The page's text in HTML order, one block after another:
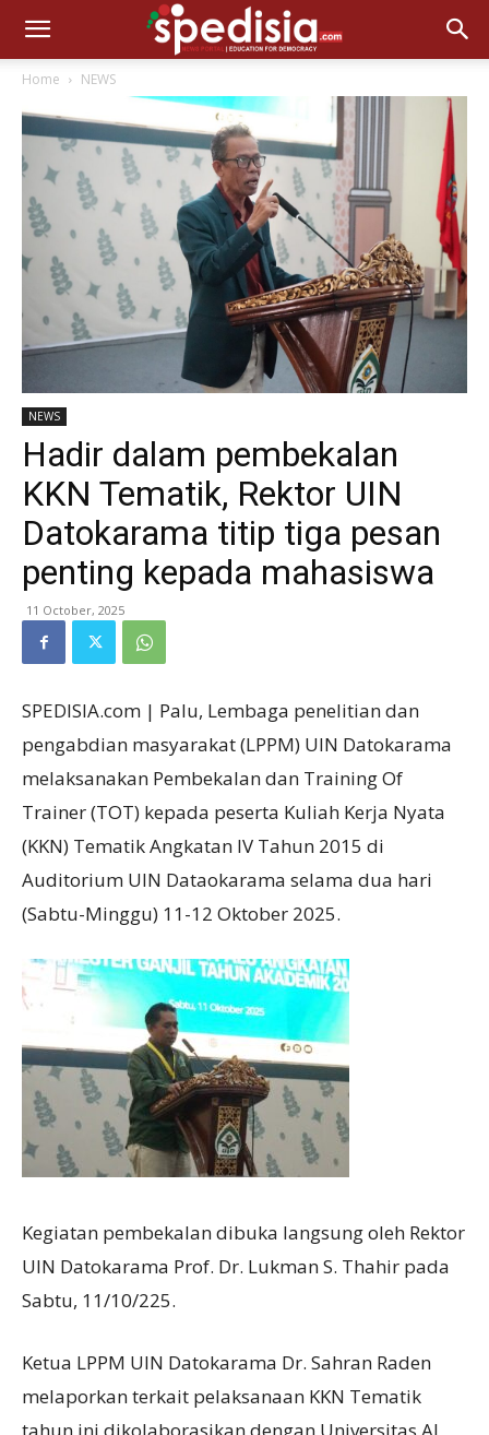
Home NEWS
NEWS
Hadir dalam pembekalan
KKN Tematik, Rektor UIN
Datokarama titip tiga pesan
penting kepada mahasiswa
11 October, 2025
SPEDISIA.com | Palu, Lembaga penelitian dan
pengabdian masyarakat (LPPM) UIN Datokarama
melaksanakan Pembekalan dan Training Of
Trainer (TOT) kepada peserta Kuliah Kerja Nyata
(KKN) Tematik Angkatan IV Tahun 2015 di
Auditorium UIN Dataokarama selama dua hari
(Sabtu-Minggu) 11-12 Oktober 2025.
Kegiatan pembekalan dibuka langsung oleh Rektor
UIN Datokarama Prof. Dr. Lukman S. Thahir pada
Sabtu, 11/10/225.
Ketua LPPM UIN Datokarama Dr. Sahran Raden
melaporkan terkait pelaksanaan KKN Tematik